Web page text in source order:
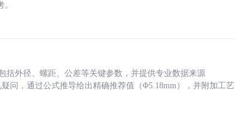
括外径、螺距、公差等关键参数，并提供专业数据来源
问，通过公式推导给出精确推荐值（Φ5.18mm），并附加工艺